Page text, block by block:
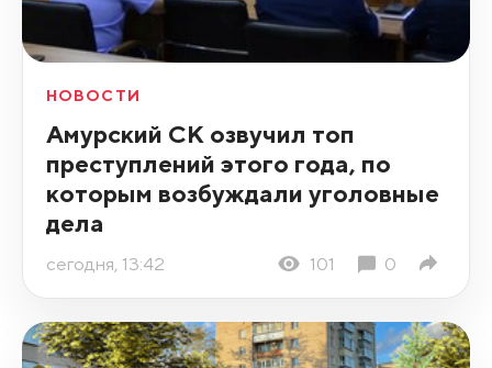
НОВОСТИ
Амурский СК озвучил топ
преступлений этого года, по
которым возбуждали уголовные
дела
сегодня, 13:42 101 0